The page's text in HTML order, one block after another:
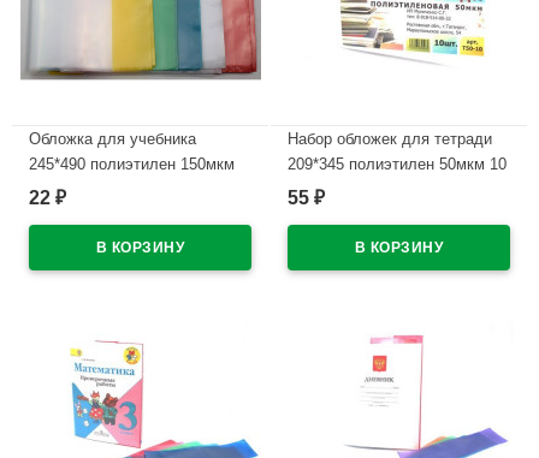
Обложка для учебника
245*490 полиэтилен 150мкм
универсальная М арт У 245
22 ₽
Набор обложек для тетради
209*345 полиэтилен 50мкм 10
штук в наборе арт Т50-10
55 ₽